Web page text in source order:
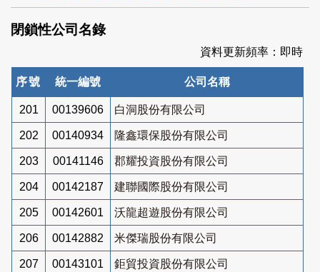
索
閉鎖性公司名錄
資料更新頻率：即時
序號 統一編號 公司名稱
201 00139606 白洞股份有限公司
202 00140934 隆鑫環保股份有限公司
203 00141146 郡耀投資股份有限公司
204 00142187 建聯國際股份有限公司
205 00142601 沃龍超遊股份有限公司
206 00142882 米傑瑞股份有限公司
207 00143101 鉅貿投資股份有限公司